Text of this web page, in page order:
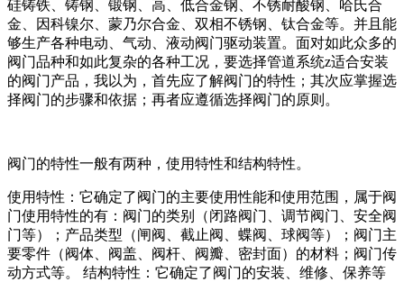
硅铸铁、铸钢、锻钢、高、低合金钢、不锈耐酸钢、哈氏合
金、因科镍尔、蒙乃尔合金、双相不锈钢、钛合金等。并且能
够生产各种电动、气动、液动阀门驱动装置。面对如此众多的
阀门品种和如此复杂的各种工况，要选择管道系统z适合安装
的阀门产品，我以为，首先应了解阀门的特性；其次应掌握选
择阀门的步骤和依据；再者应遵循选择阀门的原则。
阀门的特性一般有两种，使用特性和结构特性。
使用特性：它确定了阀门的主要使用性能和使用范围，属于阀
门使用特性的有：阀门的类别（闭路阀门、调节阀门、安全阀
门等）；产品类型（闸阀、截止阀、蝶阀、球阀等）；阀门主
要零件（阀体、阀盖、阀杆、阀瓣、密封面）的材料；阀门传
动方式等。 结构特性：它确定了阀门的安装、维修、保养等